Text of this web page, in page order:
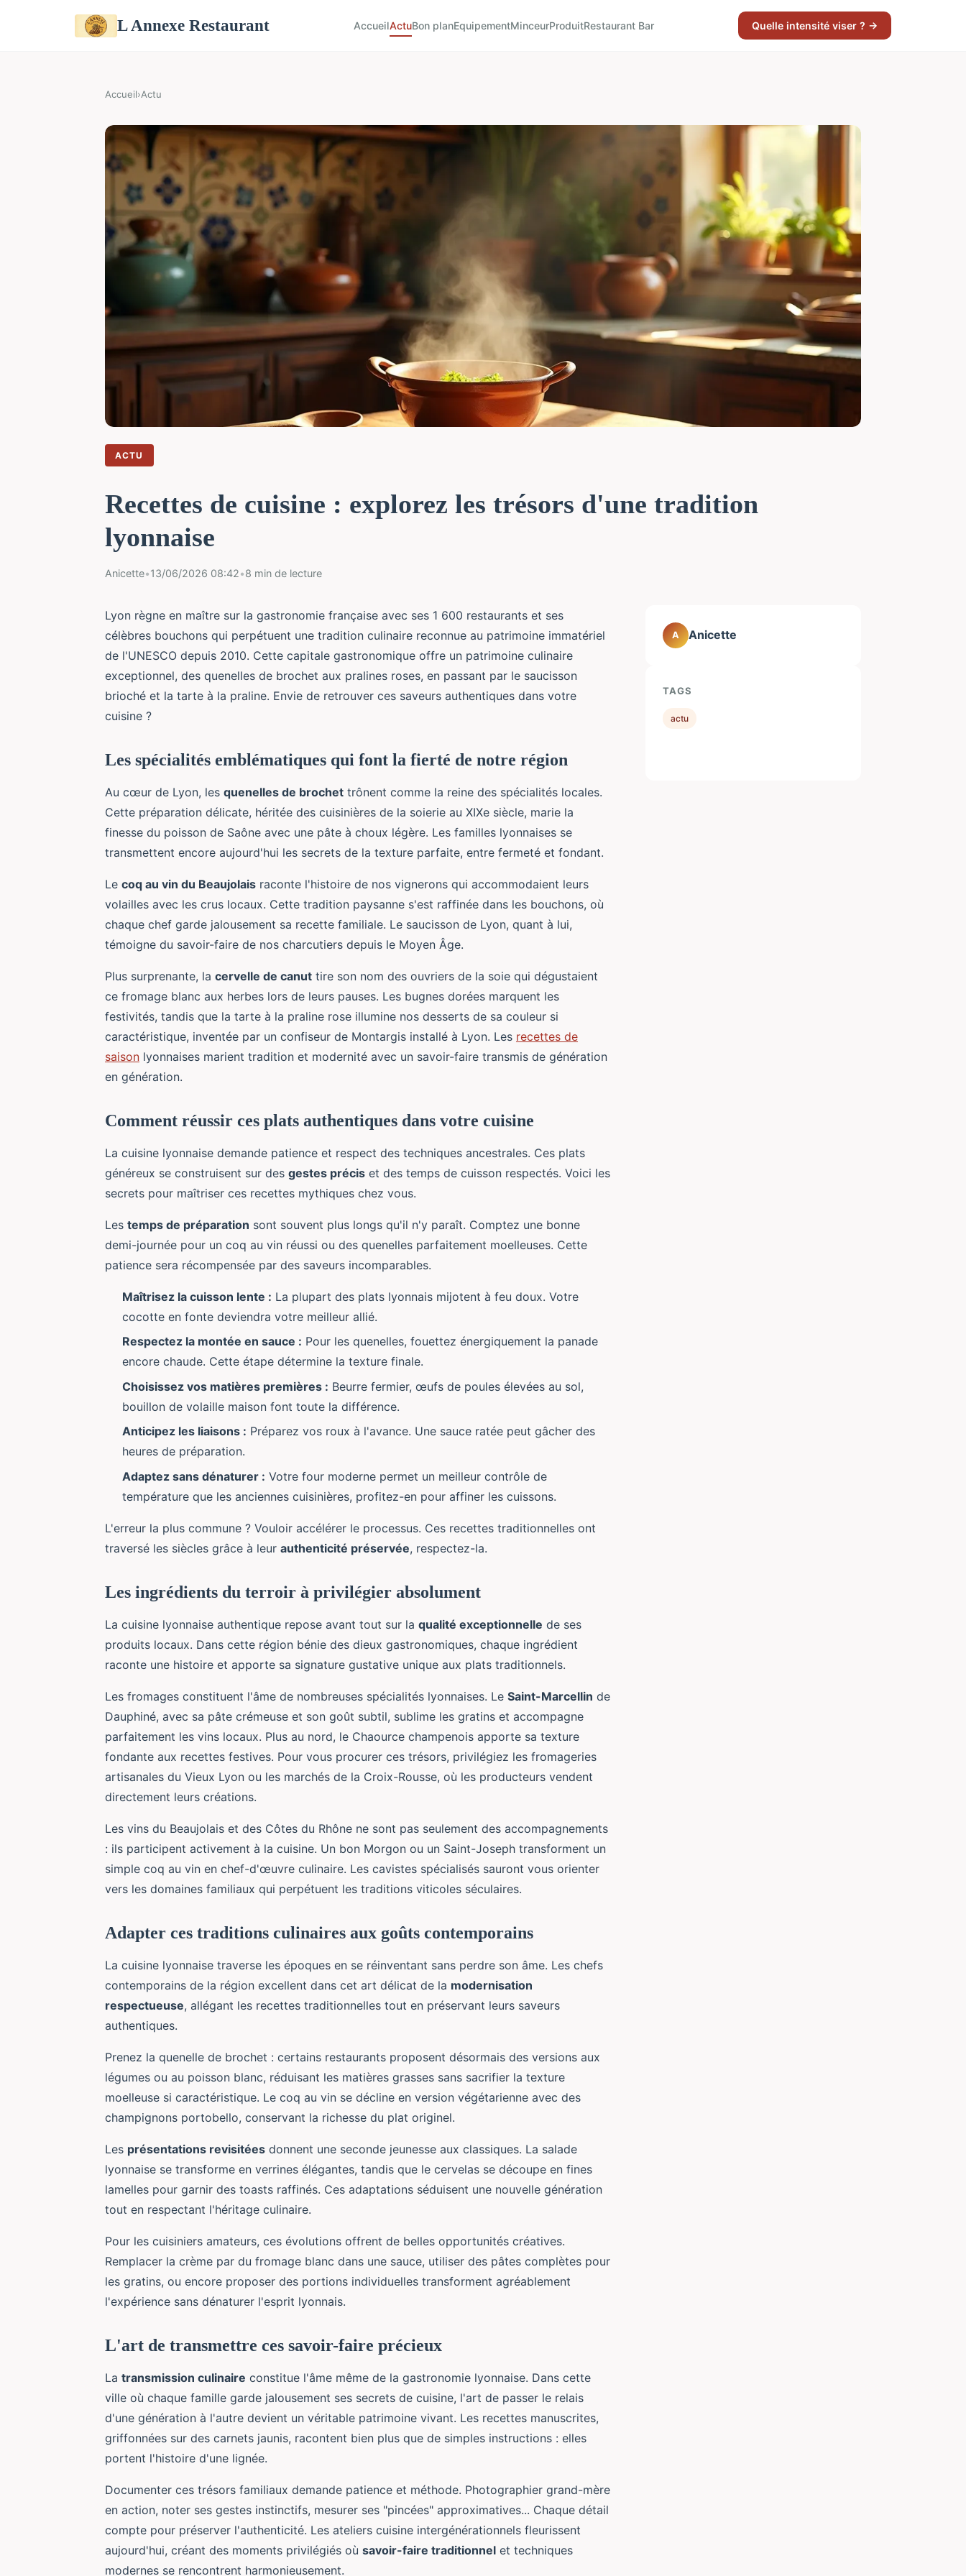
L Annexe Restaurant AccueilActuBon planEquipementMinceurProduitRestaurant Bar Quelle intensité viser ? →
Accueil›Actu
ACTU
Recettes de cuisine : explorez les trésors d'une tradition
lyonnaise
Anicette•13/06/2026 08:42•8 min de lecture
Lyon règne en maître sur la gastronomie française avec ses 1 600 restaurants et ses
célèbres bouchons qui perpétuent une tradition culinaire reconnue au patrimoine immatériel
de l'UNESCO depuis 2010. Cette capitale gastronomique offre un patrimoine culinaire
exceptionnel, des quenelles de brochet aux pralines roses, en passant par le saucisson
brioché et la tarte à la praline. Envie de retrouver ces saveurs authentiques dans votre
cuisine ?
Les spécialités emblématiques qui font la fierté de notre région
Au cœur de Lyon, les quenelles de brochet trônent comme la reine des spécialités locales.
Cette préparation délicate, héritée des cuisinières de la soierie au XIXe siècle, marie la
finesse du poisson de Saône avec une pâte à choux légère. Les familles lyonnaises se
transmettent encore aujourd'hui les secrets de la texture parfaite, entre fermeté et fondant.
Le coq au vin du Beaujolais raconte l'histoire de nos vignerons qui accommodaient leurs
volailles avec les crus locaux. Cette tradition paysanne s'est raffinée dans les bouchons, où
chaque chef garde jalousement sa recette familiale. Le saucisson de Lyon, quant à lui,
témoigne du savoir-faire de nos charcutiers depuis le Moyen Âge.
Plus surprenante, la cervelle de canut tire son nom des ouvriers de la soie qui dégustaient
ce fromage blanc aux herbes lors de leurs pauses. Les bugnes dorées marquent les
festivités, tandis que la tarte à la praline rose illumine nos desserts de sa couleur si
caractéristique, inventée par un confiseur de Montargis installé à Lyon. Les recettes de
saison lyonnaises marient tradition et modernité avec un savoir-faire transmis de génération
en génération.
Comment réussir ces plats authentiques dans votre cuisine
La cuisine lyonnaise demande patience et respect des techniques ancestrales. Ces plats
généreux se construisent sur des gestes précis et des temps de cuisson respectés. Voici les
secrets pour maîtriser ces recettes mythiques chez vous.
Les temps de préparation sont souvent plus longs qu'il n'y paraît. Comptez une bonne
demi-journée pour un coq au vin réussi ou des quenelles parfaitement moelleuses. Cette
patience sera récompensée par des saveurs incomparables.
Maîtrisez la cuisson lente : La plupart des plats lyonnais mijotent à feu doux. Votre
cocotte en fonte deviendra votre meilleur allié.
Respectez la montée en sauce : Pour les quenelles, fouettez énergiquement la panade
encore chaude. Cette étape détermine la texture finale.
Choisissez vos matières premières : Beurre fermier, œufs de poules élevées au sol,
bouillon de volaille maison font toute la différence.
Anticipez les liaisons : Préparez vos roux à l'avance. Une sauce ratée peut gâcher des
heures de préparation.
Adaptez sans dénaturer : Votre four moderne permet un meilleur contrôle de
température que les anciennes cuisinières, profitez-en pour affiner les cuissons.
L'erreur la plus commune ? Vouloir accélérer le processus. Ces recettes traditionnelles ont
traversé les siècles grâce à leur authenticité préservée, respectez-la.
Les ingrédients du terroir à privilégier absolument
La cuisine lyonnaise authentique repose avant tout sur la qualité exceptionnelle de ses
produits locaux. Dans cette région bénie des dieux gastronomiques, chaque ingrédient
raconte une histoire et apporte sa signature gustative unique aux plats traditionnels.
Les fromages constituent l'âme de nombreuses spécialités lyonnaises. Le Saint-Marcellin de
Dauphiné, avec sa pâte crémeuse et son goût subtil, sublime les gratins et accompagne
parfaitement les vins locaux. Plus au nord, le Chaource champenois apporte sa texture
fondante aux recettes festives. Pour vous procurer ces trésors, privilégiez les fromageries
artisanales du Vieux Lyon ou les marchés de la Croix-Rousse, où les producteurs vendent
directement leurs créations.
Les vins du Beaujolais et des Côtes du Rhône ne sont pas seulement des accompagnements
: ils participent activement à la cuisine. Un bon Morgon ou un Saint-Joseph transforment un
simple coq au vin en chef-d'œuvre culinaire. Les cavistes spécialisés sauront vous orienter
vers les domaines familiaux qui perpétuent les traditions viticoles séculaires.
Adapter ces traditions culinaires aux goûts contemporains
La cuisine lyonnaise traverse les époques en se réinventant sans perdre son âme. Les chefs
contemporains de la région excellent dans cet art délicat de la modernisation
respectueuse, allégant les recettes traditionnelles tout en préservant leurs saveurs
authentiques.
Prenez la quenelle de brochet : certains restaurants proposent désormais des versions aux
légumes ou au poisson blanc, réduisant les matières grasses sans sacrifier la texture
moelleuse si caractéristique. Le coq au vin se décline en version végétarienne avec des
champignons portobello, conservant la richesse du plat originel.
Les présentations revisitées donnent une seconde jeunesse aux classiques. La salade
lyonnaise se transforme en verrines élégantes, tandis que le cervelas se découpe en fines
lamelles pour garnir des toasts raffinés. Ces adaptations séduisent une nouvelle génération
tout en respectant l'héritage culinaire.
Pour les cuisiniers amateurs, ces évolutions offrent de belles opportunités créatives.
Remplacer la crème par du fromage blanc dans une sauce, utiliser des pâtes complètes pour
les gratins, ou encore proposer des portions individuelles transforment agréablement
l'expérience sans dénaturer l'esprit lyonnais.
L'art de transmettre ces savoir-faire précieux
La transmission culinaire constitue l'âme même de la gastronomie lyonnaise. Dans cette
ville où chaque famille garde jalousement ses secrets de cuisine, l'art de passer le relais
d'une génération à l'autre devient un véritable patrimoine vivant. Les recettes manuscrites,
griffonnées sur des carnets jaunis, racontent bien plus que de simples instructions : elles
portent l'histoire d'une lignée.
Documenter ces trésors familiaux demande patience et méthode. Photographier grand-mère
en action, noter ses gestes instinctifs, mesurer ses "pincées" approximatives... Chaque détail
compte pour préserver l'authenticité. Les ateliers cuisine intergénérationnels fleurissent
aujourd'hui, créant des moments privilégiés où savoir-faire traditionnel et techniques
modernes se rencontrent harmonieusement.
A Anicette
TAGS
actu